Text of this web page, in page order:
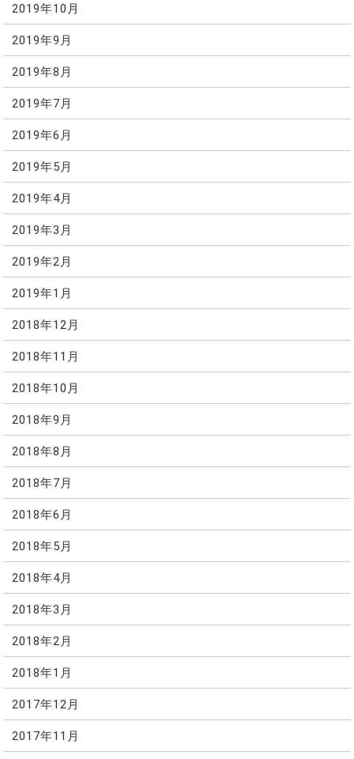
2019年10月
2019年9月
2019年8月
2019年7月
2019年6月
2019年5月
2019年4月
2019年3月
2019年2月
2019年1月
2018年12月
2018年11月
2018年10月
2018年9月
2018年8月
2018年7月
2018年6月
2018年5月
2018年4月
2018年3月
2018年2月
2018年1月
2017年12月
2017年11月